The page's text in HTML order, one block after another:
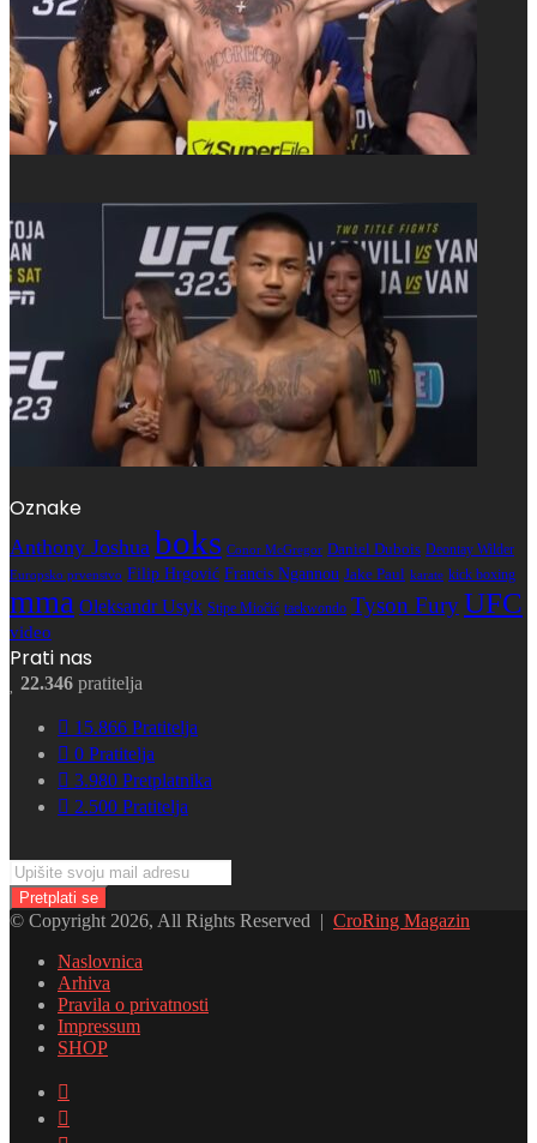
Oznake
Anthony Joshua boks Conor McGregor Daniel Dubois Deontay Wilder
Europsko prvenstvo Filip Hrgović Francis Ngannou Jake Paul karate kick boxing
mma Oleksandr Usyk Stipe Miočić taekwondo Tyson FuryUFC
video
Prati nas
22.346 pratitelja
15.866 Pratitelja
0 Pratitelja
3.980 Pretplatnika
2.500 Pratitelja
Upišite
svoju
mail
adresu
© Copyright 2026, All Rights Reserved | CroRing Magazin
Naslovnica
Arhiva
Pravila o privatnosti
Impressum
SHOP